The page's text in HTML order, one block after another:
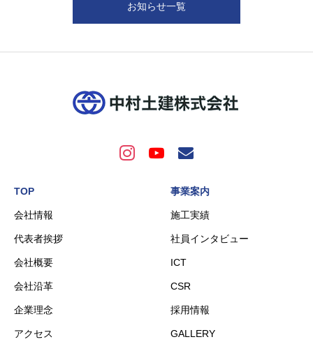
お知らせ一覧
TOP
会社情報
代表者挨拶
会社概要
会社沿革
企業理念
アクセス
事業案内
施工実績
社員インタビュー
ICT
CSR
採用情報
GALLERY